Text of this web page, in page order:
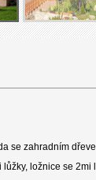
se zahradním
ložnice se 2mi